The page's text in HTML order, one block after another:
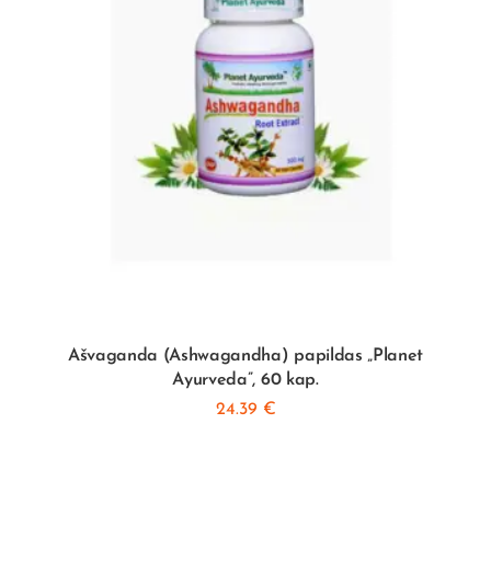
Ašvaganda (Ashwagandha) papildas „Planet
Ayurveda”, 60 kap.
24.39 €